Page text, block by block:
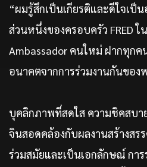
“ผมรู้สึกเป็นเกียรติและดีใจเป็
ส่วนหนึ่งของครอบครัว FRED ใ
Ambassador คนใหม่ ฝากทุก
อนาคตจากการร่วมงานกันของ
บุคลิกภาพที่สดใส ความชิคสบา
จินสอดคล้องกับผลงานสร้างสร
ร่วมสมัยและเป็นเอกลักษณ์ การ